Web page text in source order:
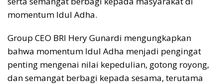
momentum Idul Adha.
Group CEO BRI Hery Gunardi mengungkapkan
bahwa momentum Idul Adha menjadi pengingat
penting mengenai nilai kepedulian, gotong royong,
dan semangat berbagi kepada sesama, terutama